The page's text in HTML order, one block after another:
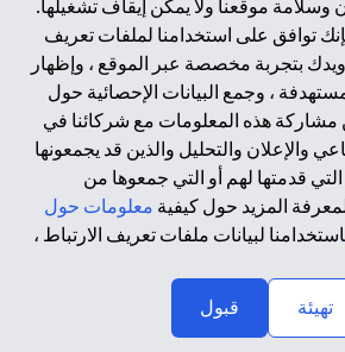
وسلامة موقعنا ولا يمكن إيقاف تشغيلها.
توافق على استخدامنا لملفات تعريف
بتجربة مخصصة عبر الموقع ، وإظهار
، وجمع البيانات الإحصائية حول
مشاركة هذه المعلومات مع شركائنا في
والإعلان والتحليل والذين قد يجمعونها
قدمتها لهم أو التي جمعوها من
المزيد حول كيفية معلومات حول
استخدامنا لبيانات ملفات تعريف الارتباط ،
تهيئة
قبول
سيتي بنك هي علامة خدمة لشركة Citigroup Inc. أو .Citibank N.A ،
أنحاء العالم.
مسجل لدى مصرف الإمارات المركزي تحت
أرقام التراخيص 202563 لفرع الوصل في دبي، 531989 لفرع مول
CN- لفرع أبوظبي. هاتف: 4000 311 04.
العربية المتحدة مرخص من مصرف
المركزي كفرع لبنك أجنبي.
المتحدة مرخص من هيئة الأوراق المالية
والسلع في الإمارات العربية المتحدة ("SCA") للقيام بالنشاط المالي لـ أ)
والترويج بموجب ترخيص رقم
ب) وسيط تداول في الأسواق الدولية بموجب ترخيص